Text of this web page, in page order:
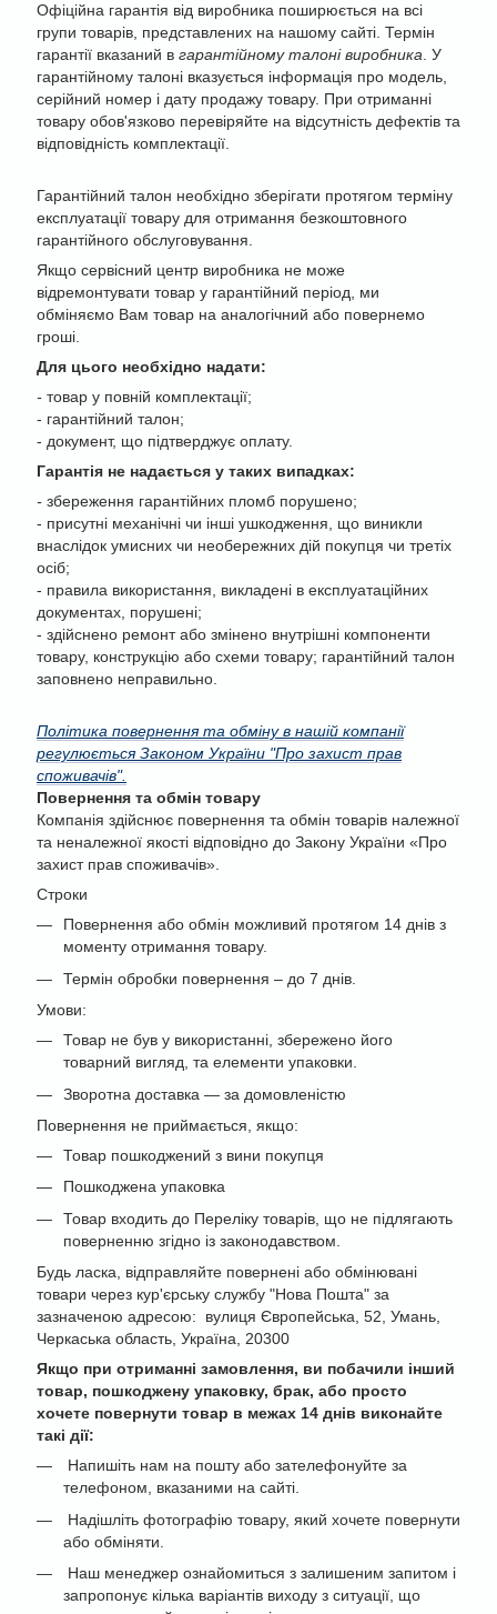
Офіційна гарантія від виробника поширюється на всі
групи товарів, представлених на нашому сайті. Термін
гарантії вказаний в гарантійному талоні виробника. У
гарантійному талоні вказується інформація про модель,
серійний номер і дату продажу товару. При отриманні
товару обов'язково перевіряйте на відсутність дефектів та
відповідність комплектації.
Гарантійний талон необхідно зберігати протягом терміну
експлуатації товару для отримання безкоштовного
гарантійного обслуговування.
Якщо сервісний центр виробника не може
відремонтувати товар у гарантійний період, ми
обміняємо Вам товар на аналогічний або повернемо
гроші.
Для цього необхідно надати:
- товар у повній комплектації;
- гарантійний талон;
- документ, що підтверджує оплату.
Гарантія не надається у таких випадках:
- збереження гарантійних пломб порушено;
- присутні механічні чи інші ушкодження, що виникли
внаслідок умисних чи необережних дій покупця чи третіх
осіб;
- правила використання, викладені в експлуатаційних
документах, порушені;
- здійснено ремонт або змінено внутрішні компоненти
товару, конструкцію або схеми товару; гарантійний талон
заповнено неправильно.
Політика повернення та обміну в нашій компанії
регулюється Законом України "Про захист прав
споживачів".
Повернення та обмін товару
Компанія здійснює повернення та обмін товарів належної
та неналежної якості відповідно до Закону України «Про
захист прав споживачів».
Строки
Повернення або обмін можливий протягом 14 днів з
моменту отримання товару.
Термін обробки повернення – до 7 днів.
Умови:
Товар не був у використанні, збережено його
товарний вигляд, та елементи упаковки.
Зворотна доставка — за домовленістю
Повернення не приймається, якщо:
Товар пошкоджений з вини покупця
Пошкоджена упаковка
Товар входить до Переліку товарів, що не підлягають
поверненню згідно із законодавством.
Будь ласка, відправляйте повернені або обмінювані
товари через кур'єрську службу "Нова Пошта" за
зазначеною адресою: вулиця Європейська, 52, Умань,
Черкаська область, Україна, 20300
Якщо при отриманні замовлення, ви побачили інший
товар, пошкоджену упаковку, брак, або просто
хочете повернути товар в межах 14 днів виконайте
такі дії:
Напишіть нам на пошту або зателефонуйте за
телефоном, вказаними на сайті.
Надішліть фотографію товару, який хочете повернути
або обміняти.
Наш менеджер ознайомиться з залишеним запитом і
запропонує кілька варіантів виходу з ситуації, що